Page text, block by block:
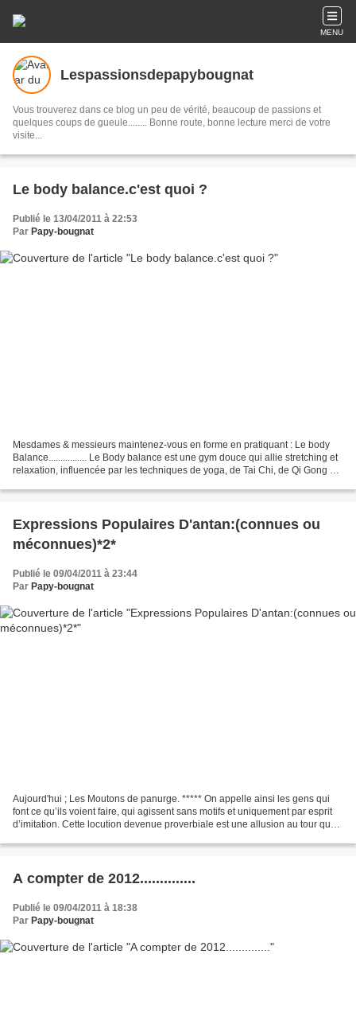
MENU
Lespassionsdepapybougnat
Vous trouverez dans ce blog un peu de vérité, beaucoup de passions et
quelques coups de gueule........ Bonne route, bonne lecture merci de votre
visite...
Le body balance.c'est quoi ?
Publié le 13/04/2011 à 22:53
Par Papy-bougnat
Mesdames & messieurs maintenez-vous en forme en pratiquant : Le body
Balance................ Le Body balance est une gym douce qui allie stretching et
relaxation, influencée par les techniques de yoga, de Tai Chi, de Qi Gong et
Expressions Populaires D'antan:(connues ou
méconnues)*2*
Publié le 09/04/2011 à 23:44
Par Papy-bougnat
Aujourd'hui ; Les Moutons de panurge. ***** On appelle ainsi les gens qui
font ce qu’ils voient faire, qui agissent sans motifs et uniquement par esprit
d’imitation. Cette locution devenue proverbiale est une allusion au tour que
A compter de 2012..............
Publié le 09/04/2011 à 18:38
Par Papy-bougnat